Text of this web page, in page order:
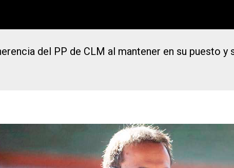
del PP de CLM al mantener en su puesto y